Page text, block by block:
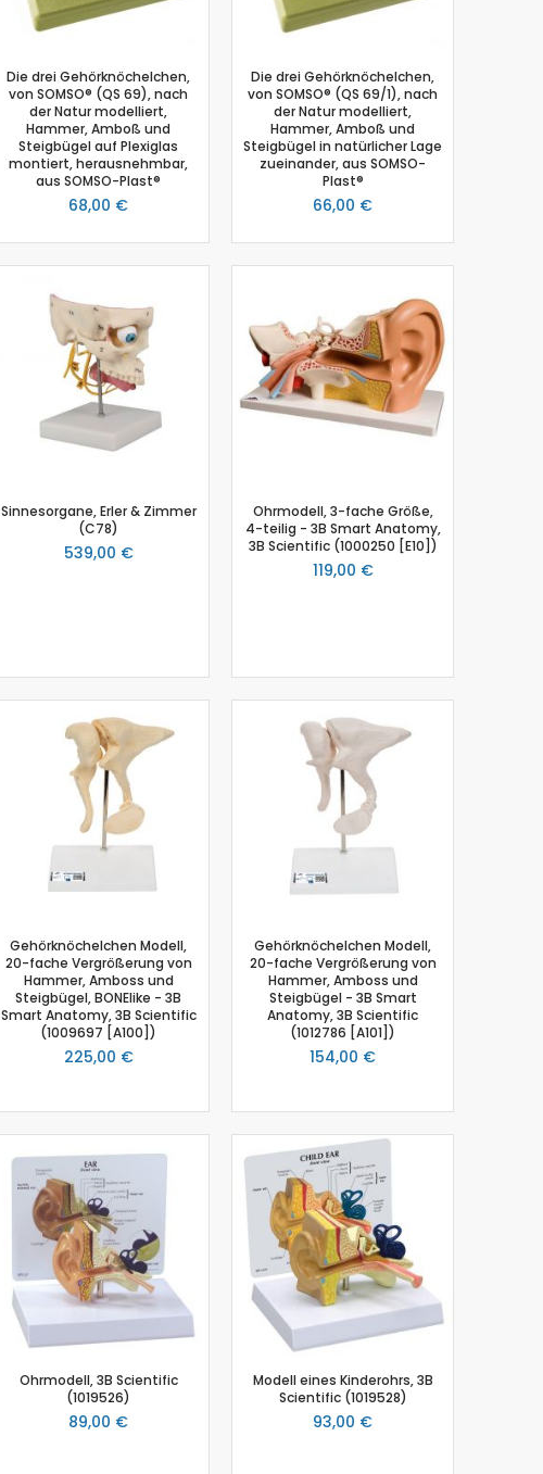
Die drei Gehörknöchelchen,
von SOMSO® (QS 69), nach
der Natur modelliert,
Hammer, Amboß und
Steigbügel auf Plexiglas
montiert, herausnehmbar,
aus SOMSO-Plast®
68,00 €
Die drei Gehörknöchelchen,
von SOMSO® (QS 69/1), nach
der Natur modelliert,
Hammer, Amboß und
Steigbügel in natürlicher Lage
zueinander, aus SOMSO-
Plast®
66,00 €
Sinnesorgane, Erler & Zimmer
(C78)
539,00 €
Ohrmodell, 3-fache Größe,
4-teilig - 3B Smart Anatomy,
3B Scientific (1000250 [E10])
119,00 €
Gehörknöchelchen Modell,
20-fache Vergrößerung von
Hammer, Amboss und
Steigbügel, BONElike - 3B
Smart Anatomy, 3B Scientific
(1009697 [A100])
225,00 €
Gehörknöchelchen Modell,
20-fache Vergrößerung von
Hammer, Amboss und
Steigbügel - 3B Smart
Anatomy, 3B Scientific
(1012786 [A101])
154,00 €
Ohrmodell, 3B Scientific
(1019526)
89,00 €
Modell eines Kinderohrs, 3B
Scientific (1019528)
93,00 €